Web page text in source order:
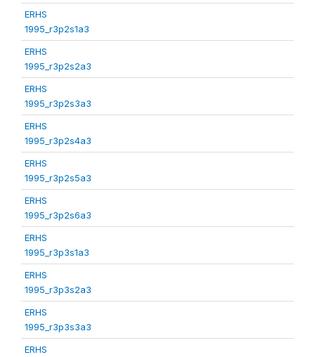
ERHS
1995_r3p2s1a3
ERHS
1995_r3p2s2a3
ERHS
1995_r3p2s3a3
ERHS
1995_r3p2s4a3
ERHS
1995_r3p2s5a3
ERHS
1995_r3p2s6a3
ERHS
1995_r3p3s1a3
ERHS
1995_r3p3s2a3
ERHS
1995_r3p3s3a3
ERHS